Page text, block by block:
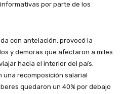
por parte de los
con antelación, provocó la
y demoras que afectaron a miles
hacia el interior del país.
una recomposición salarial
quedaron un 40% por debajo